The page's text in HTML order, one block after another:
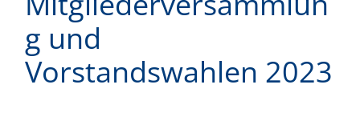
g und
Vorstandswahlen 2023